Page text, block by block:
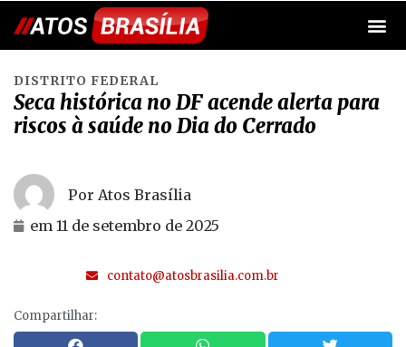
DISTRITO FEDERAL
Seca histórica no DF acende alerta para
riscos à saúde no Dia do Cerrado
Por Atos Brasília
em 11 de setembro de 2025
contato@atosbrasilia.com.br
Compartilhar: